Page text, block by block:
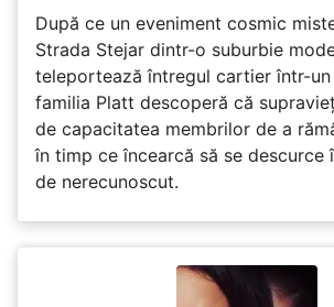
După ce un eveniment cosmic
Strada Stejar dintr-o suburbie
teleportează întregul cartier într-un
familia Platt descoperă că
de capacitatea membrilor de a
în timp ce încearcă să se descurce
de nerecunoscut.